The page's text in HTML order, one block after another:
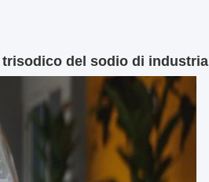
del sodio di industria